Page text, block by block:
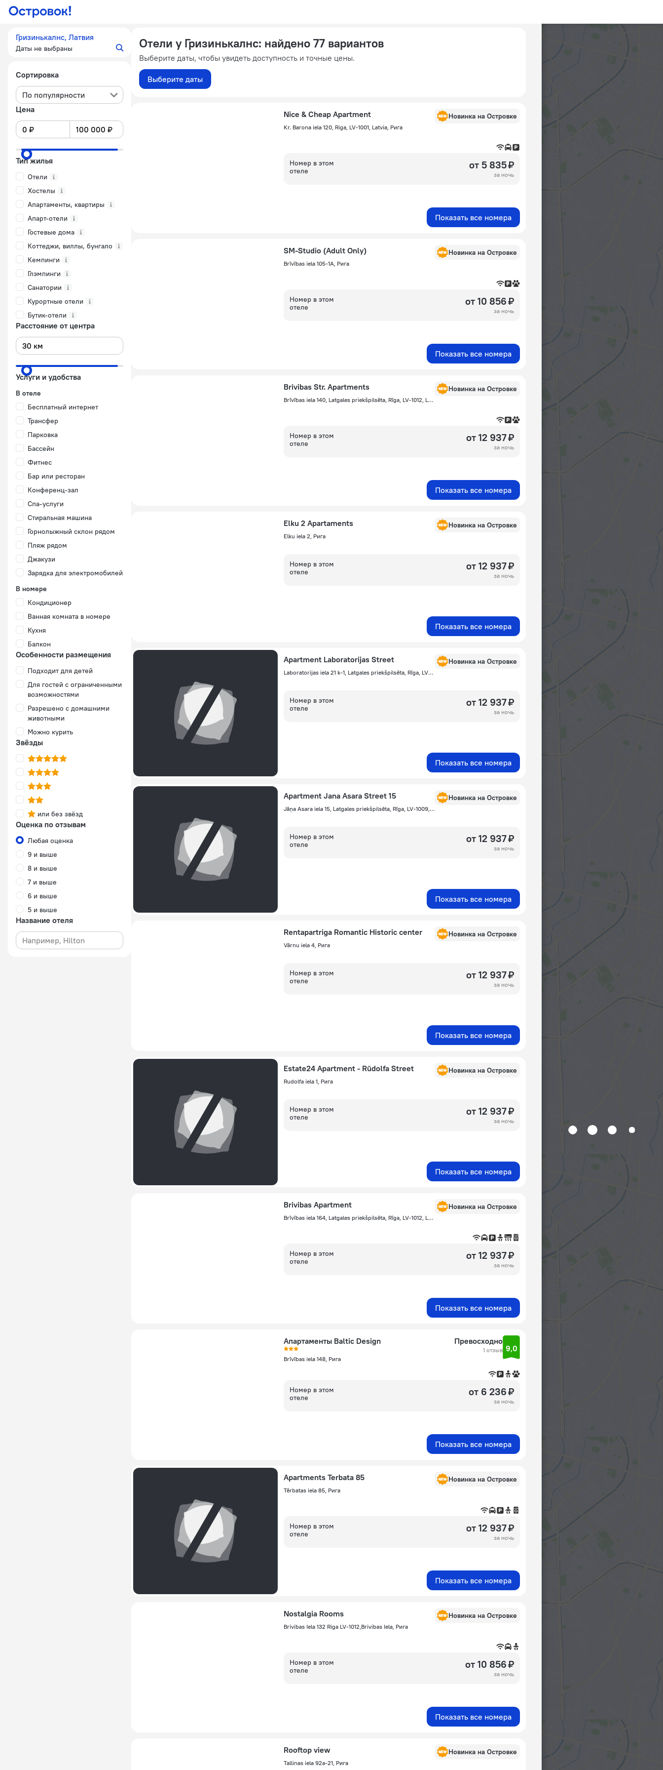
Гризинькалнс, Латвия
Даты не выбраны
Сортировка
По популярности
Цена
Тип жилья
Отели
Хостелы
Апартаменты, квартиры
Апарт-отели
Гостевые дома
Коттеджи, виллы, бунгало
Кемпинги
Глэмпинги
Санатории
Курортные отели
Бутик-отели
Расстояние от центра
Услуги и удобства
В отеле
Бесплатный интернет
Трансфер
Парковка
Бассейн
Фитнес
Бар или ресторан
Конференц-зал
Спа-услуги
Стиральная машина
Горнолыжный склон рядом
Пляж рядом
Джакузи
Зарядка для электромобилей
В номере
Кондиционер
Ванная комната в номере
Кухня
Балкон
Особенности размещения
Подходит для детей
Для гостей с ограниченными
возможностями
Разрешено с домашними
животными
Можно курить
Звёзды
или без звёзд
Оценка по отзывам
Любая оценка
9 и выше
8 и выше
7 и выше
6 и выше
5 и выше
Название отеля
Отели у Гризинькалнс: найдено 77 вариантов
Выберите даты, чтобы увидеть доступность и точные цены.
Выберите даты
Nice & Cheap Apartment
Kr. Barona iela 120, Riga, LV-1001, Latvia, Рига
Новинка на Островке
Номер в этом
отеле
от 5 835 ₽
за ночь
Показать все номера
SM-Studio (Adult Only)
Brīvības iela 105-1A, Рига
Новинка на Островке
Номер в этом
отеле
от 10 856 ₽
за ночь
Показать все номера
Brivibas Str. Apartments
Brīvības iela 140, Latgales priekšpilsēta, Rīga, LV-1012, Latvia, Riga, Рига
Новинка на Островке
Номер в этом
отеле
от 12 937 ₽
за ночь
Показать все номера
Elku 2 Apartaments
Elku iela 2, Рига
Новинка на Островке
Номер в этом
отеле
от 12 937 ₽
за ночь
Показать все номера
Apartment Laboratorijas Street
Laboratorijas iela 21 k-1, Latgales priekšpilsēta, Rīga, LV-1009, Latvia, Riga, Рига
Новинка на Островке
Номер в этом
отеле
от 12 937 ₽
за ночь
Показать все номера
Apartment Jana Asara Street 15
Jāņa Asara iela 15, Latgales priekšpilsēta, Rīga, LV-1009, Latvia, Riga, Рига
Новинка на Островке
Номер в этом
отеле
от 12 937 ₽
за ночь
Показать все номера
Rentapartriga Romantic Historic center
Vārnu iela 4, Рига
Новинка на Островке
Номер в этом
отеле
от 12 937 ₽
за ночь
Показать все номера
Estate24 Apartment - Rūdolfa Street
Rudolfa iela 1, Рига
Новинка на Островке
Номер в этом
отеле
от 12 937 ₽
за ночь
Показать все номера
Brivibas Apartment
Brīvības iela 164, Latgales priekšpilsēta, Rīga, LV-1012, Latvia, Riga, Рига
Новинка на Островке
Номер в этом
отеле
от 12 937 ₽
за ночь
Показать все номера
Апартаменты Baltic Design
Brīvības iela 148, Рига
Превосходно
1 отзыв 9,0
Номер в этом
отеле
от 6 236 ₽
за ночь
Показать все номера
Apartments Terbata 85
Tērbatas iela 85, Рига
Новинка на Островке
Номер в этом
отеле
от 12 937 ₽
за ночь
Показать все номера
Nostalgia Rooms
Brivibas Iela 132 Riga LV-1012,Brivibas Iela, Рига
Новинка на Островке
Номер в этом
отеле
от 10 856 ₽
за ночь
Показать все номера
Rooftop view
Tallinas iela 92a-21, Рига
Новинка на Островке